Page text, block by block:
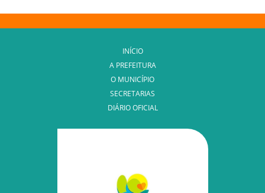
INÍCIO
A PREFEITURA
O MUNICÍPIO
SECRETARIAS
DIÁRIO OFICIAL